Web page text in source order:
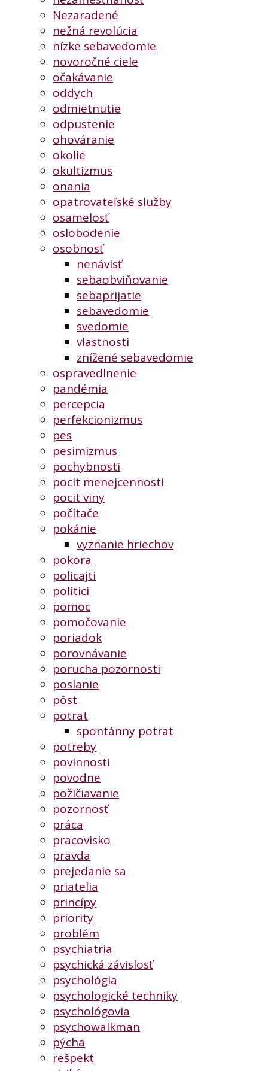
Nezaradené
nežná revolúcia
nízke sebavedomie
novoročné ciele
očakávanie
oddych
odmietnutie
odpustenie
ohováranie
okolie
okultizmus
onania
opatrovateľské služby
osamelosť
oslobodenie
osobnosť
nenávisť
sebaobviňovanie
sebaprijatie
sebavedomie
svedomie
vlastnosti
znížené sebavedomie
ospravedlnenie
pandémia
percepcia
perfekcionizmus
pes
pesimizmus
pochybnosti
pocit menejcennosti
pocit viny
počítače
pokánie
vyznanie hriechov
pokora
policajti
politici
pomoc
pomočovanie
poriadok
porovnávanie
porucha pozornosti
poslanie
pôst
potrat
spontánny potrat
potreby
povinnosti
povodne
požičiavanie
pozornosť
práca
pracovisko
pravda
prejedanie sa
priatelia
princípy
priority
problém
psychiatria
psychická závislosť
psychológia
psychologické techniky
psychológovia
psychowalkman
pýcha
rešpekt